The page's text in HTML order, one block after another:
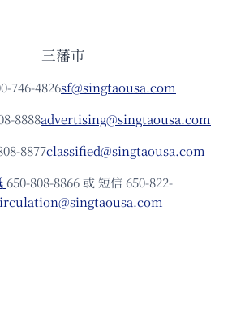
三藩市
746-4826sf@singtaousa.com
8888advertising@singtaousa.com
8877classified@singtaousa.com
650-808-8866 或 短信 650-822-